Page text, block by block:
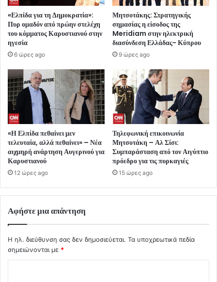
«Ελπίδα για τη Δημοκρατία»:
Πυρ ομαδόν από πρώην στελέχη
του κόμματος Καρυστιανού στην
ηγεσία
6 ώρες ago
Μητσοτάκης: Στρατηγικής
σημασίας η είσοδος της
Meridiam στην ηλεκτρική
διασύνδεση Ελλάδας- Κύπρου
9 ώρες ago
«Η Ελπίδα πεθαίνει μεν
τελευταία, αλλά πεθαίνει» – Νέα
αιχμηρή ανάρτηση Αυγερινού για
Καρυστιανού
12 ώρες ago
Τηλεφωνική επικοινωνία
Μητσοτάκη – Αλ Σίσι:
Συμπαράσταση από τον Αιγύπτιο
πρόεδρο για τις πυρκαγιές
15 ώρες ago
Αφήστε μια απάντηση
Η ηλ. διεύθυνση σας δεν δημοσιεύεται. Τα υποχρεωτικά πεδία
σημειώνονται με *